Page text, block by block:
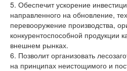
5. Обеспечит ускорение
направленного на обновление,
перевооружение производства,
конкурентоспособной продукции
внешнем рынках.
6. Позволит организовать
на принципах неистощимого и